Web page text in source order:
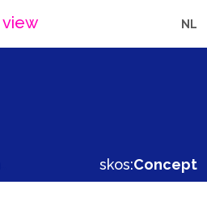
view NL
skos:Concept